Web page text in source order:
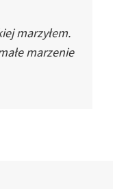
marzyłem.
marzenie